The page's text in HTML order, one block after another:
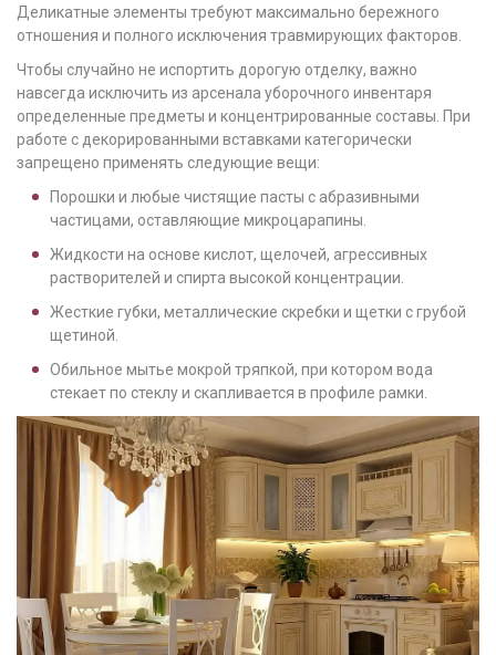
Деликатные элементы требуют максимально бережного
отношения и полного исключения травмирующих факторов.
Чтобы случайно не испортить дорогую отделку, важно
навсегда исключить из арсенала уборочного инвентаря
определенные предметы и концентрированные составы. При
работе с декорированными вставками категорически
запрещено применять следующие вещи:
Порошки и любые чистящие пасты с абразивными
частицами, оставляющие микроцарапины.
Жидкости на основе кислот, щелочей, агрессивных
растворителей и спирта высокой концентрации.
Жесткие губки, металлические скребки и щетки с грубой
щетиной.
Обильное мытье мокрой тряпкой, при котором вода
стекает по стеклу и скапливается в профиле рамки.